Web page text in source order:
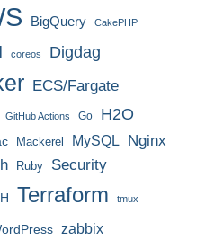
BigQuery CakePHP
coreos
Digdag
ECS/Fargate
GitHub Actions Go H2O
Mackerel MySQL Nginx
Ruby Security
Terraform tmux
zabbix